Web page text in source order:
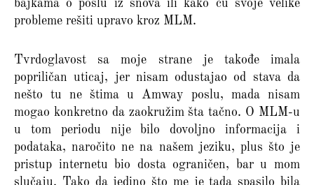
bajkama o poslu iz snova ili kako ću svoje velike
probleme rešiti upravo kroz MLM.
Tvrdoglavost sa moje strane je takođe imala
popriličan uticaj, jer nisam odustajao od stava da
nešto tu ne štima u Amway poslu, mada nisam
mogao konkretno da zaokružim šta tačno. O MLM-u
u tom periodu nije bilo dovoljno informacija i
podataka, naročito ne na našem jeziku, plus što je
pristup internetu bio dosta ograničen, bar u mom
slučaju. Tako da jedino što me je tada spasilo bila